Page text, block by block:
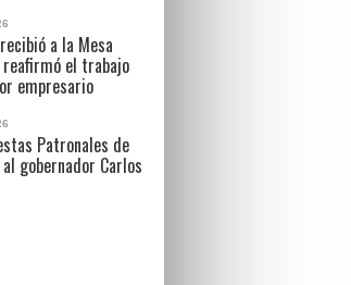
a la Mesa
reafirmó el trabajo
empresario
Patronales de
gobernador Carlos